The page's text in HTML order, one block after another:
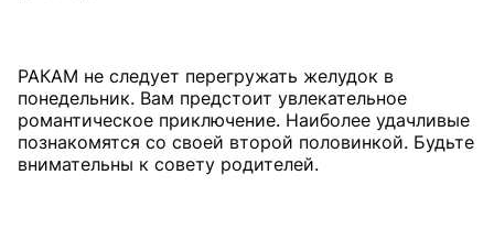
РАКАМ не следует перегружать желудок в
понедельник. Вам предстоит увлекательное
романтическое приключение. Наиболее удачливые
познакомятся со своей второй половинкой. Будьте
внимательны к совету родителей.